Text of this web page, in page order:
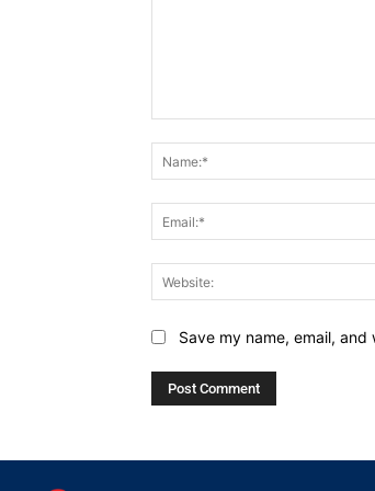
Save my name, email,